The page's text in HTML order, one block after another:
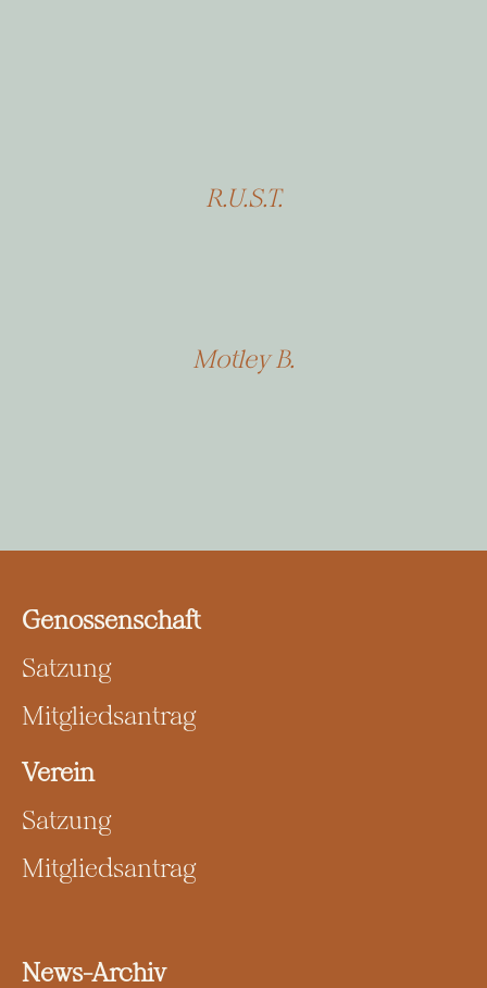
R.U.S.T.
Motley B.
Genossenschaft
Satzung
Mitgliedsantrag
Verein
Satzung
Mitgliedsantrag
News-Archiv